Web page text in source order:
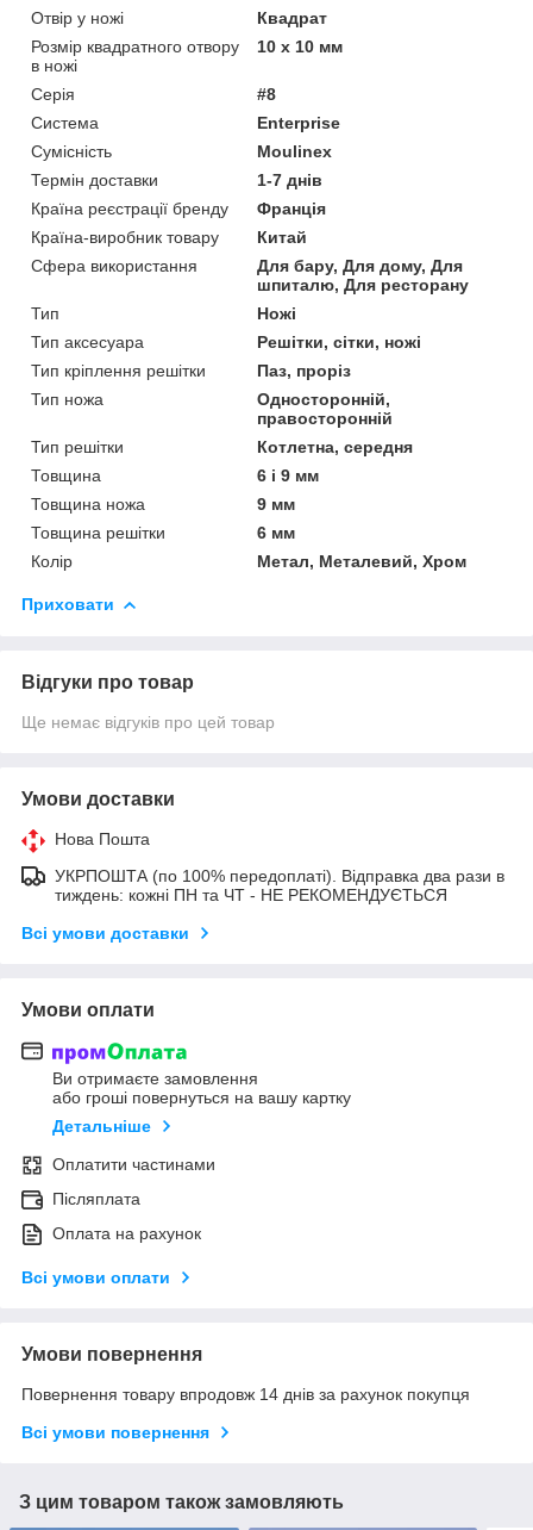
Отвір у ножі
Квадрат
Розмір квадратного отвору
в ножі
10 x 10 мм
Серія
#8
Система
Enterprise
Сумісність
Moulinex
Термін доставки
1-7 днів
Країна реєстрації бренду
Франція
Країна-виробник товару
Китай
Сфера використання
Для бару, Для дому, Для
шпиталю, Для ресторану
Тип
Ножі
Тип аксесуара
Решітки, сітки, ножі
Тип кріплення решітки
Паз, проріз
Тип ножа
Односторонній,
правосторонній
Тип решітки
Котлетна, середня
Товщина
6 і 9 мм
Товщина ножа
9 мм
Товщина решітки
6 мм
Колір
Метал, Металевий, Хром
Приховати
Відгуки про товар
Ще немає відгуків про цей товар
Умови доставки
Нова Пошта
УКРПОШТА (по 100% передоплаті). Відправка два рази в
тиждень: кожні ПН та ЧТ - НЕ РЕКОМЕНДУЄТЬСЯ
Всі умови доставки
Умови оплати
Ви отримаєте замовлення
або гроші повернуться на вашу картку
Детальніше
Оплатити частинами
Післяплата
Оплата на рахунок
Всі умови оплати
Умови повернення
Повернення товару впродовж 14 днів за рахунок покупця
Всі умови повернення
З цим товаром також замовляють